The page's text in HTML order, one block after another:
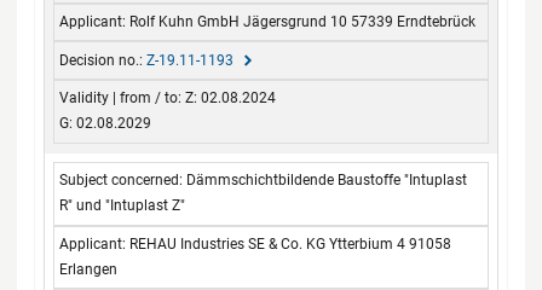
Rolf Kuhn GmbH Jägersgrund 10 57339 Erndtebrück
Z-19.11-1193
Z: 02.08.2024
G: 02.08.2029
Dämmschichtbildende Baustoffe "Intuplast
R" und "Intuplast Z"
REHAU Industries SE & Co. KG Ytterbium 4 91058
Erlangen